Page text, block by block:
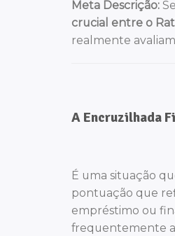
Meta Descrição:
crucial entre o
realmente
A Encruzilhada
É uma situação
pontuação que
empréstimo ou
frequentemente